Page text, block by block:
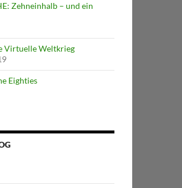
Zehneinhalb – und ein
Virtuelle Weltkrieg
Eighties